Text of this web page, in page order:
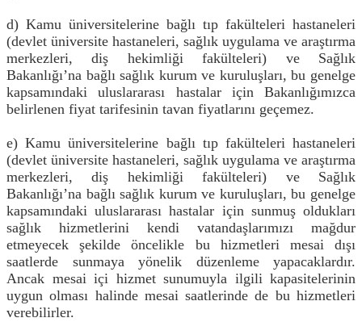
d) Kamu üniversitelerine bağlı tıp fakülteleri hastaneleri
(devlet üniversite hastaneleri, sağlık uygulama ve araştırma
merkezleri, diş hekimliği fakülteleri) ve Sağlık
Bakanlığı’na bağlı sağlık kurum ve kuruluşları, bu genelge
kapsamındaki uluslararası hastalar için Bakanlığımızca
belirlenen fiyat tarifesinin tavan fiyatlarını geçemez.
e) Kamu üniversitelerine bağlı tıp fakülteleri hastaneleri
(devlet üniversite hastaneleri, sağlık uygulama ve araştırma
merkezleri, diş hekimliği fakülteleri) ve Sağlık
Bakanlığı’na bağlı sağlık kurum ve kuruluşları, bu genelge
kapsamındaki uluslararası hastalar için sunmuş oldukları
sağlık hizmetlerini kendi vatandaşlarımızı mağdur
etmeyecek şekilde öncelikle bu hizmetleri mesai dışı
saatlerde sunmaya yönelik düzenleme yapacaklardır.
Ancak mesai içi hizmet sunumuyla ilgili kapasitelerinin
uygun olması halinde mesai saatlerinde de bu hizmetleri
verebilirler.